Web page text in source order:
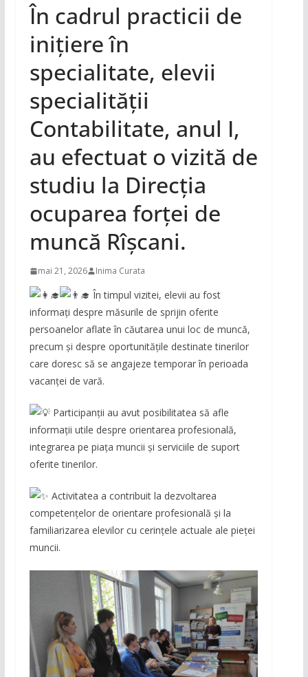
În cadrul practicii de
inițiere în
specialitate, elevii
specialității
Contabilitate, anul I,
au efectuat o vizită de
studiu la Direcția
ocuparea forței de
muncă Rîșcani.
mai 21, 2026 Inima Curata
În timpul vizitei, elevii au fost
informați despre măsurile de sprijin oferite
persoanelor aflate în căutarea unui loc de muncă,
precum și despre oportunitățile destinate tinerilor
care doresc să se angajeze temporar în perioada
vacanței de vară.
Participanții au avut posibilitatea să afle
informații utile despre orientarea profesională,
integrarea pe piața muncii și serviciile de suport
oferite tinerilor.
Activitatea a contribuit la dezvoltarea
competențelor de orientare profesională și la
familiarizarea elevilor cu cerințele actuale ale pieței
muncii.